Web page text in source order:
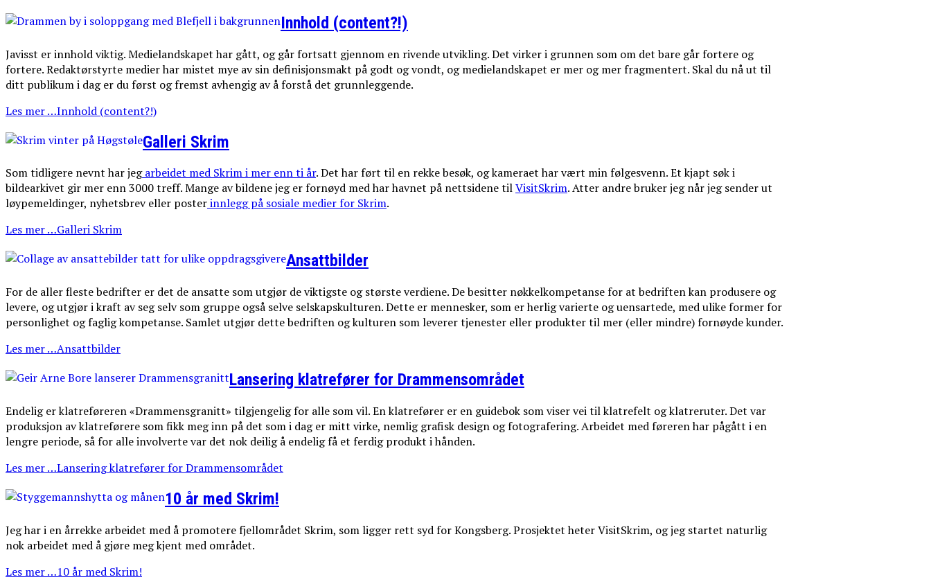
Innhold (content?!)
Javisst er innhold viktig. Medielandskapet har gått, og går fortsatt gjennom en rivende utvikling. Det virker i grunnen som om det bare går fortere og
fortere. Redaktørstyrte medier har mistet mye av sin definisjonsmakt på godt og vondt, og medielandskapet er mer og mer fragmentert. Skal du nå ut til
ditt publikum i dag er du først og fremst avhengig av å forstå det grunnleggende.
Les mer …Innhold (content?!)
Galleri Skrim
Som tidligere nevnt har jegarbeidet med Skrim i mer enn ti år. Det har ført til en rekke besøk, og kameraet har vært min følgesvenn. Et kjapt søk i
bildearkivet gir mer enn 3000 treff. Mange av bildene jeg er fornøyd med har havnet på nettsidene tilVisitSkrim. Atter andre bruker jeg når jeg sender ut
løypemeldinger, nyhetsbrev eller posterinnlegg på sosiale medier for Skrim.
Les mer …Galleri Skrim
Ansattbilder
For de aller fleste bedrifter er det de ansatte som utgjør de viktigste og største verdiene. De besitter nøkkelkompetanse for at bedriften kan produsere og
levere, og utgjør i kraft av seg selv som gruppe også selve selskapskulturen. Dette er mennesker, som er herlig varierte og uensartede, med ulike former for
personlighet og faglig kompetanse. Samlet utgjør dette bedriften og kulturen som leverer tjenester eller produkter til mer (eller mindre) fornøyde kunder.
Les mer …Ansattbilder
Lansering klatrefører for Drammensområdet
Endelig er klatreføreren «Drammensgranitt» tilgjengelig for alle som vil. En klatrefører er en guidebok som viser vei til klatrefelt og klatreruter. Det var
produksjon av klatreførere som fikk meg inn på det som i dag er mitt virke, nemlig grafisk design og fotografering. Arbeidet med føreren har pågått i en
lengre periode, så for alle involverte var det nok deilig å endelig få et ferdig produkt i hånden.
Les mer …Lansering klatrefører for Drammensområdet
10 år med Skrim!
Jeg har i en årrekke arbeidet med å promotere fjellområdet Skrim, som ligger rett syd for Kongsberg. Prosjektet heter VisitSkrim, og jeg startet naturlig
nok arbeidet med å gjøre meg kjent med området.
Les mer …10 år med Skrim!